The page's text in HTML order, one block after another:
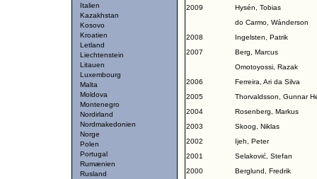
Italien
Kazakhstan
Kosovo
Kroatien
Letland
Liechtenstein
Litauen
Luxembourg
Malta
Moldova
Montenegro
Nordirland
Nordmakedonien
Norge
Polen
Portugal
Rumænien
Rusland
2009
Hysén, Tobias
do Carmo, Wánderson
2008
Ingelsten, Patrik
2007
Berg, Marcus
Omotoyossi, Razak
2006
Ferreira, Ari da Silva
2005
Thorvaldsson, Gunnar
2004
Rosenberg, Markus
2003
Skoog, Niklas
2002
Ijeh, Peter
2001
Selaković, Stefan
2000
Berglund, Fredrik